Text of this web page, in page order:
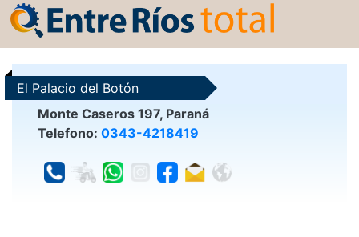
El Palacio del Botón
Monte Caseros 197, Paraná
Telefono: 0343-4218419